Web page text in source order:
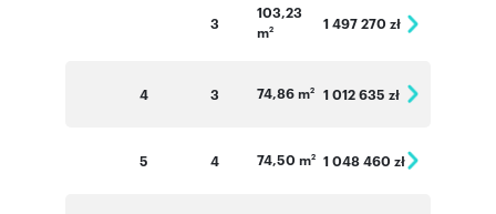
3
103,23
m2 1 497 270 zł
4 3 74,86 m2 1 012 635 zł
5 4 74,50 m2 1 048 460 zł